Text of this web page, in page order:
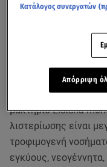
Ελλάδα. Συνολικά,
Τι είναι η
Η λιστερίωση είναι
προκαλείται από το
βακτήριο Listeria
λιστερίωσης είναι
τροφιμογενή
εγκύους,
Κατάλογος συνεργατών
Απόρριψη